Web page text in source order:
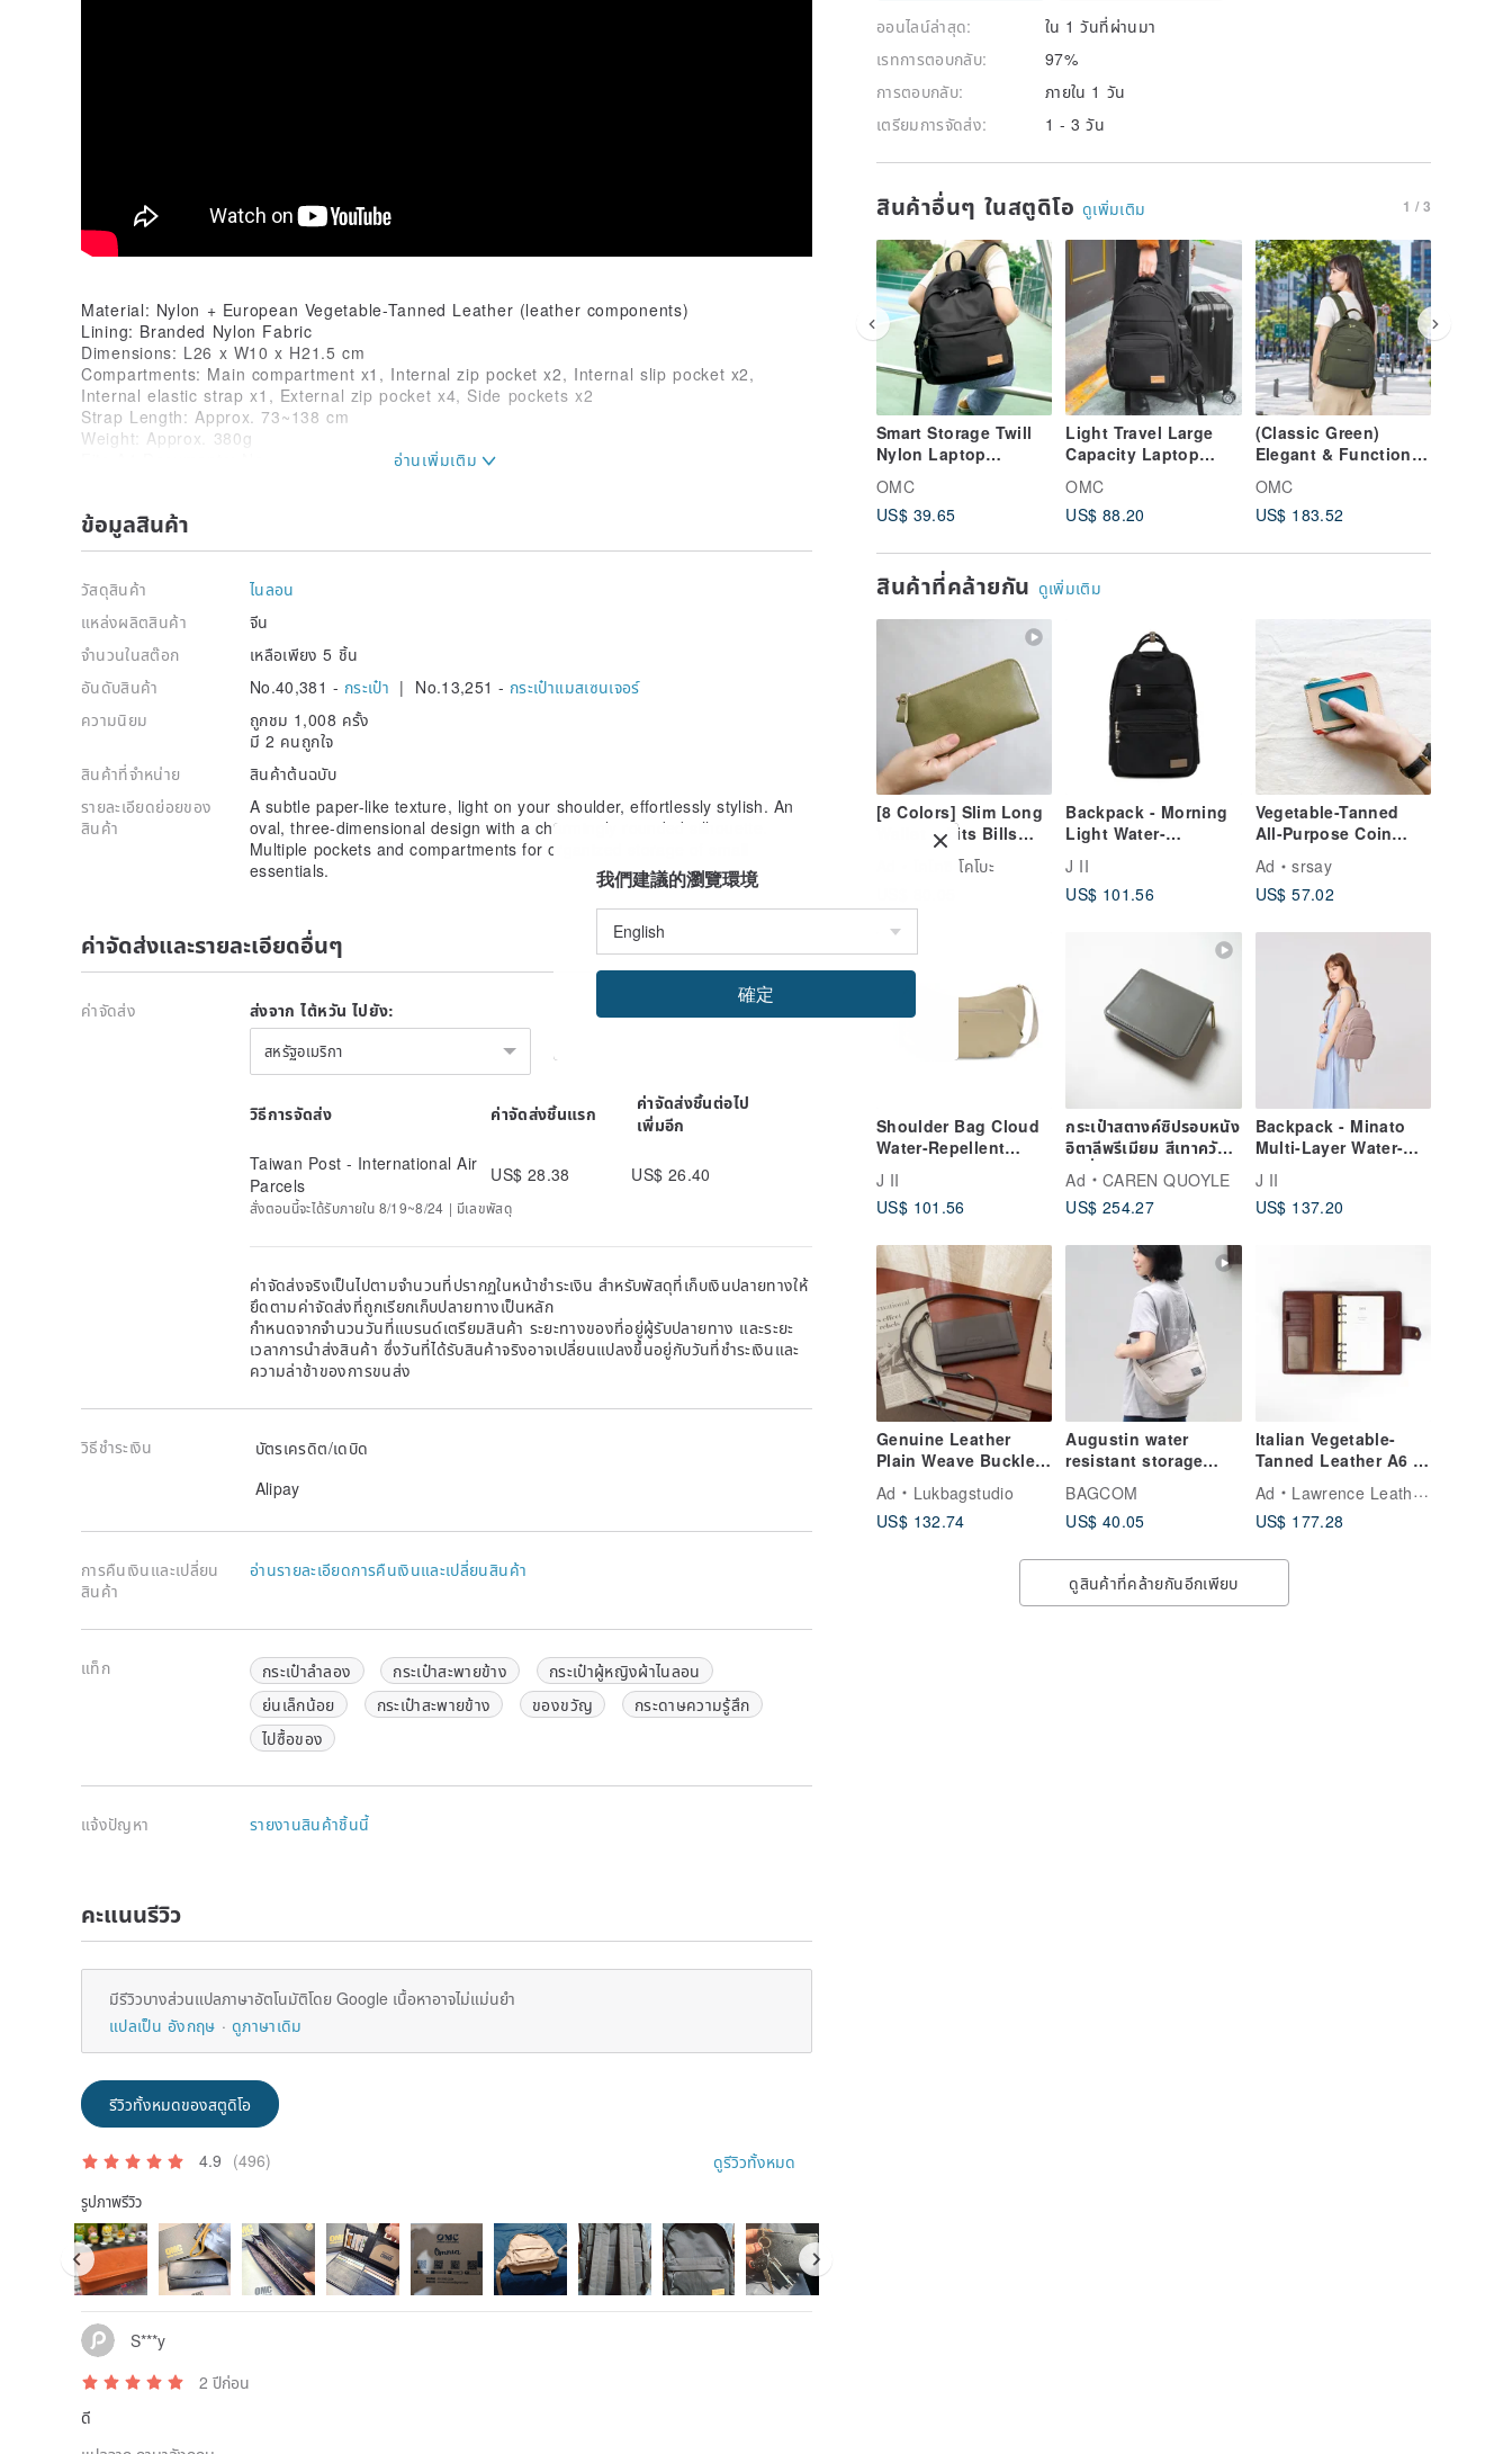
ออนไลน์ล่าสุด:
ใน 1 วันที่ผ่านมา
เรทการตอบกลับ:
97%
การตอบกลับ:
ภายใน 1 วัน
เตรียมการจัดส่ง:
1 - 3 วัน
สินค้าอื่นๆ ในสตูดิโอ ดูเพิ่มเติม 1 / 3
Smart Storage Twill
Nylon Laptop
Backpack (Black)
OMC
US$ 39.65
Light Travel Large
Capacity Laptop
Backpack (Black)
OMC
US$ 88.20
(Classic Green)
Elegant & Functional
RFID Casual
Backpack 03346
OMC
US$ 183.52
สินค้าที่คล้ายกัน ดูเพิ่มเติม
[8 Colors] Slim Long
Wallet – Fits Bills
Unfolded! Small,
Functional, Easy-to-
High-Quality
Synthetic Leather
Resistant to Water &
Scratches (Made to
โคโคชิ โคโบะ
Backpack - Morning
Light Water-
Repellent Backpack -
6002-1 - Multiple
Colors Available
J II
US$ 101.56
Vegetable-Tanned
All-Purpose Coin
Pouch_Card
Slot_Traditional Jia
Zhi Bag Colors
Ad
srsay
US$ 57.02
Shoulder Bag Cloud
Water-Repellent
7001-21 - Multiple
Colors Available
J II
US$ 101.56
กระเป๋าสตางค์ซิปรอบหนัง
อิตาลีพรีเมียม สีเทาควัน
บุหรี่ CAREN QUOYLE
Ad
CAREN QUOYLE
US$ 254.27
Backpack - Minato
Multi-Layer Water-
(Medium) - 6605-27 -
Multiple Colors
J II
US$ 137.20
Genuine Leather
Plain Weave Buckle
| Crossbody Bag |
Graphite Gray 【Fast
Ad
Lukbagstudio
US$ 132.74
Augustin water
resistant storage
White_100308
BAGCOM
US$ 40.05
Italian Vegetable-
Tanned Leather A6 6-
Genuine Leather
Universal Planner
Valentine's Day Gift
Ad
Lawrence Leather Studio
US$ 177.28
ดูสินค้าที่คล้ายกันอีกเพียบ
Material: Nylon + European Vegetable-Tanned Leather (leather components)
Lining: Branded Nylon Fabric
Dimensions: L26 x W10 x H21.5 cm
Compartments: Main compartment x1, Internal zip pocket x2, Internal slip pocket x2,
Internal elastic strap x1, External zip pocket x4, Side pockets x2
Strap Length: Approx. 73~138 cm
Weight: Approx. 380g
ข้อมูลสินค้า
วัสดุสินค้า
ไนลอน
แหล่งผลิตสินค้า
จีน
จำนวนในสต๊อก
เหลือเพียง 5 ชิ้น
อันดับสินค้า
No.40,381 - กระเป๋า | No.13,251 - กระเป๋าแมสเซนเจอร์
ความนิยม
ถูกชม 1,008 ครั้ง
มี 2 คนถูกใจ
สินค้าที่จำหน่าย
สินค้าต้นฉบับ
รายละเอียดย่อยของ
สินค้า
A subtle paper-like texture, light on your shoulder, effortlessly stylish. An
oval, three-dimensional design with a charmingly rounded silhouette.
Multiple pockets and compartments for organized storage of small
essentials.
ค่าจัดส่งและรายละเอียดอื่นๆ
ค่าจัดส่ง ส่งจาก ไต้หวัน ไปยัง:
สหรัฐอเมริกา
วิธีการจัดส่ง ค่าจัดส่งชิ้นแรก
ค่าจัดส่งชิ้นต่อไป
เพิ่มอีก
Taiwan Post - International Air
Parcels
US$ 28.38 US$ 26.40
สั่งตอนนี้จะได้รับภายใน 8/19~8/24 | มีเลขพัสดุ
ค่าจัดส่งจริงเป็นไปตามจำนวนที่ปรากฏในหน้าชำระเงิน สำหรับพัสดุที่เก็บเงินปลายทางให้
ยึดตามค่าจัดส่งที่ถูกเรียกเก็บปลายทางเป็นหลัก
กำหนดจากจำนวนวันที่แบรนด์เตรียมสินค้า ระยะทางของที่อยู่ผู้รับปลายทาง และระยะ
เวลาการนำส่งสินค้า ซึ่งวันที่ได้รับสินค้าจริงอาจเปลี่ยนแปลงขึ้นอยู่กับวันที่ชำระเงินและ
ความล่าช้าของการขนส่ง
วิธีชำระเงิน
บัตรเครดิต/เดบิด
Alipay
การคืนเงินและเปลี่ยน
สินค้า
อ่านรายละเอียดการคืนเงินและเปลี่ยนสินค้า
แท็ก กระเป๋าลำลอง กระเป๋าสะพายข้าง
กระเป๋าผู้หญิงผ้าไนลอน
ย่นเล็กน้อย
กระเป๋าสะพายข้าง ของขวัญ
กระดาษความรู้สึก
ไปซื้อของ
แจ้งปัญหา รายงานสินค้าชิ้นนี้
คะแนนรีวิว
มีรีวิวบางส่วนแปลภาษาอัตโนมัติโดย Google เนื้อหาอาจไม่แม่นยำ
แปลเป็น อังกฤษ
ดูภาษาเดิม
รีวิวทั้งหมดของสตูดิโอ
4.9 (496) ดูรีวิวทั้งหมด
รูปภาพรีวิว
S***y
2 ปีก่อน
ดี
我們建議的瀏覽環境
確定